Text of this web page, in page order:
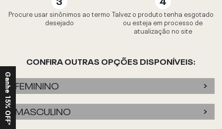
Procure usar sinônimos ao termo
desejado
Talvez o produto tenha esgotado
ou esteja em processo de
atualização no site
CONFIRA OUTRAS OPÇÕES DISPONÍVEIS:
FEMININO
MASCULINO
Ganhe 15% OFF*